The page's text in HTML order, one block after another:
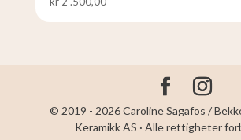
© 2019 - 2026 Caroline Sagafos /
Keramikk AS · Alle rettigheter